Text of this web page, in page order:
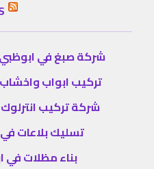
شركة صبغ في ابوظبي |٠٥٦٦١٠٢٢٩١| صباغ
تركيب ابواب واخشاب في
شركة تركيب انترلوك في
تسليك بلاعات في
بناء مظلات في ابوظبي